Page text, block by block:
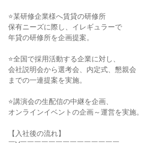
⭐某研修企業様へ賃貸の研修所
保有ニーズに際し、イレギュラーで
年貸の研修所を企画提案。
⭐全国で採用活動する企業に対し、
会社説明会から選考会、内定式、懇親会
までの一連提案を実施。
⭐講演会の生配信の中継を企画、
オンラインイベントの企画～運営を実施。
【入社後の流れ】